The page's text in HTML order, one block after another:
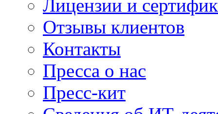
Лицензии и
Отзывы клиентов
Контакты
Пресса о нас
Пресс-кит